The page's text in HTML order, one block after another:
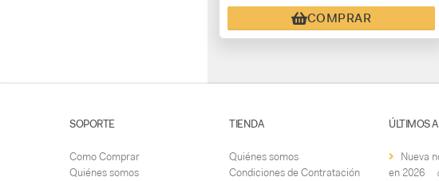
COMPRAR
SOPORTE
Como Comprar
Quiénes somos
TIENDA
Quiénes somos
Condiciones de Contratación
ÚLTIMOS
Nueva
en 2026